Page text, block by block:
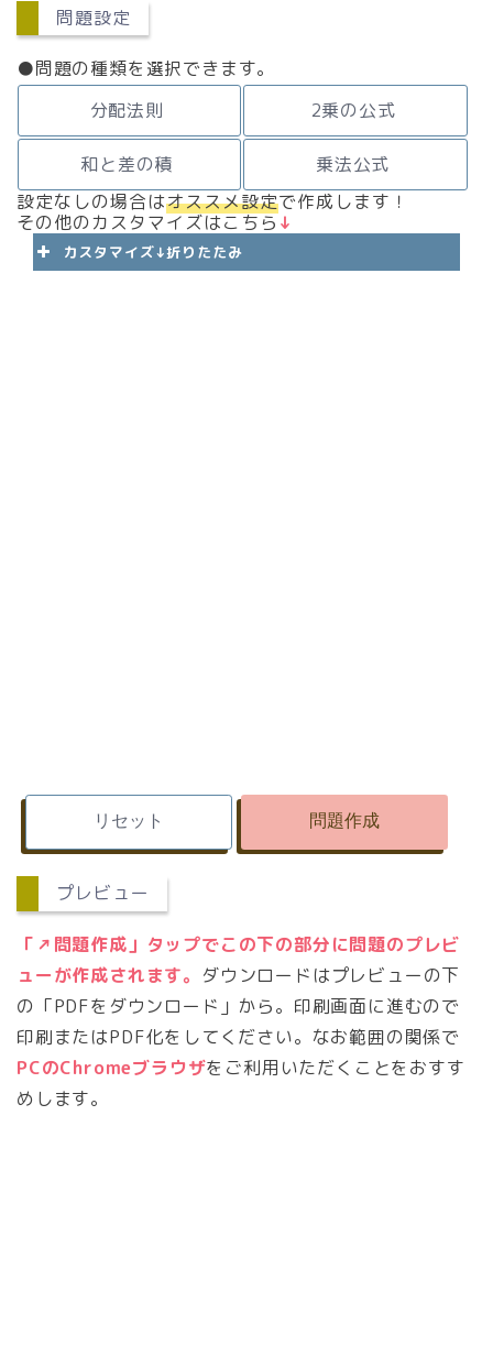
問題の条件を決めて「
プレビューを開くと問題が確認でき
ます。
PDFダウンロード
と印刷プレビューになるので「
保存」をしてください(Chrome推
奨、印刷だと形が崩れま
す！！！！)。
印刷して練習に使ってください。
カスタマイズできるところは自由に
変えてしまってください。
間違いにお気づきの際はご連絡くだ
さい!
問題設定
●問題の種類を選択できます。
分配法則
2乗の公式
和と差の積
乗法公式
設定なしの場合はオススメ設定で作成します！
その他のカスタマイズはこちら ↓
カスタマイズ↓折りたたみ
プレビュー
「↗問題作成」タップでこの下の部分に問題のプレビ
ューが作成されます。 ダウンロードはプレビューの下
の「PDFをダウンロード」から。印刷画面に進むので
印刷またはPDF化をしてください。なお範囲の関係で
PCのChromeブラウザをご利用いただくことをおすす
めします。